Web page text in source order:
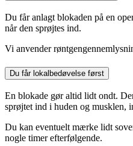
Du får anlagt blokaden på en
når den sprøjtes ind.
Vi anvender
Du får lokalbedøvelse først
En blokade gør altid lidt ondt.
sprøjtet ind i huden og musklen,
Du kan eventuelt mærke lidt
nogle timer efterfølgende.